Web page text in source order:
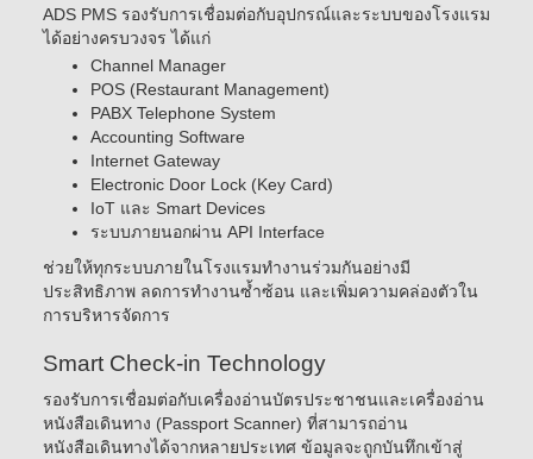
ADS PMS รองรับการเชื่อมต่อกับอุปกรณ์และระบบของโรงแรม
ได้อย่างครบวงจร ได้แก่
Channel Manager
POS (Restaurant Management)
PABX Telephone System
Accounting Software
Internet Gateway
Electronic Door Lock (Key Card)
IoT และ Smart Devices
ระบบภายนอกผ่าน API Interface
ช่วยให้ทุกระบบภายในโรงแรมทำงานร่วมกันอย่างมี
ประสิทธิภาพ ลดการทำงานซ้ำซ้อน และเพิ่มความคล่องตัวใน
การบริหารจัดการ
Smart Check-in Technology
รองรับการเชื่อมต่อกับเครื่องอ่านบัตรประชาชนและเครื่องอ่าน
หนังสือเดินทาง (Passport Scanner) ที่สามารถอ่าน
หนังสือเดินทางได้จากหลายประเทศ ข้อมูลจะถูกบันทึกเข้าสู่